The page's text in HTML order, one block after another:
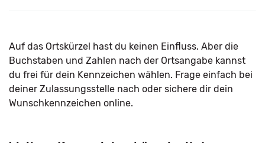
Auf das Ortskürzel hast du keinen Einfluss. Aber die
Buchstaben und Zahlen nach der Ortsangabe kannst
du frei für dein Kennzeichen wählen. Frage einfach bei
deiner Zulassungsstelle nach oder sichere dir dein
Wunschkennzeichen online.